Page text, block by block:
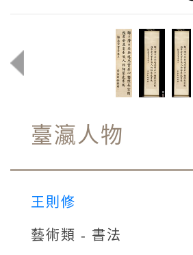
臺瀛人物
王則修
藝術類 - 書法